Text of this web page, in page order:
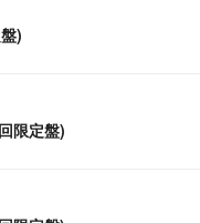
)
限定盤)